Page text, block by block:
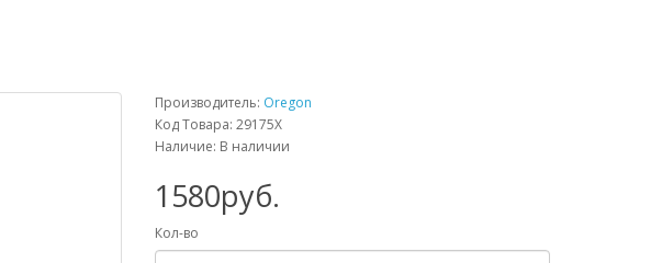
Производитель: Oregon
Код Товара: 29175X
Наличие: В наличии
1580руб.
Кол-во